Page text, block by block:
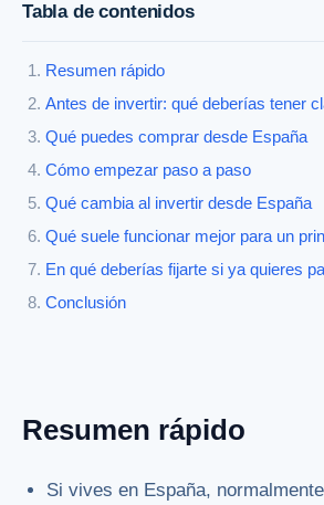
Tabla de contenidos
Resumen rápido
Antes de invertir: qué deberías tener
Qué puedes comprar desde España
Cómo empezar paso a paso
Qué cambia al invertir desde España
Qué suele funcionar mejor para un
En qué deberías fijarte si ya quieres
Conclusión
Resumen rápido
Si vives en España,